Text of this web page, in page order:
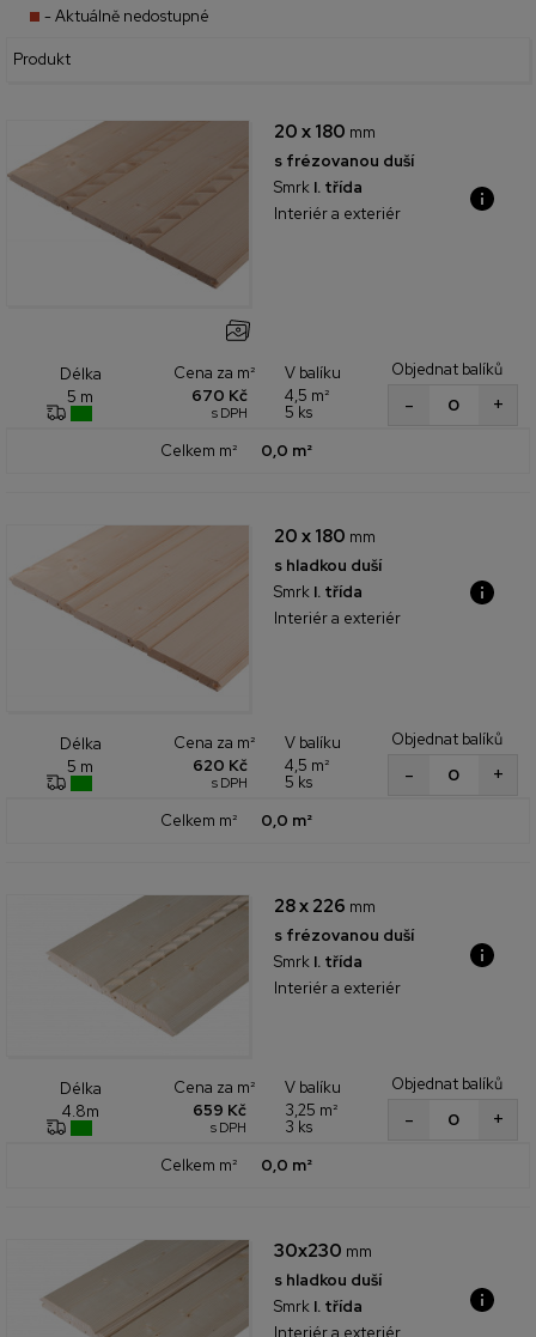
- Aktuálně nedostupné
Produkt
20 x 180 mm
s frézovanou duší
Smrk I. třída
Interiér a exteriér
Délka
5 m
Cena za m²
670 Kč
s DPH
V balíku
4,5 m²
5 ks
Objednat balíků
+
-
Celkem m² 0,0 m²
20 x 180 mm
s hladkou duší
Smrk I. třída
Interiér a exteriér
Délka
5 m
Cena za m²
620 Kč
s DPH
V balíku
4,5 m²
5 ks
Objednat balíků
+
-
Celkem m² 0,0 m²
28 x 226 mm
s frézovanou duší
Smrk I. třída
Interiér a exteriér
Délka
4.8m
Cena za m²
659 Kč
s DPH
V balíku
3,25 m²
3 ks
Objednat balíků
+
-
Celkem m² 0,0 m²
30x230 mm
s hladkou duší
Smrk I. třída
Interiér a exteriér